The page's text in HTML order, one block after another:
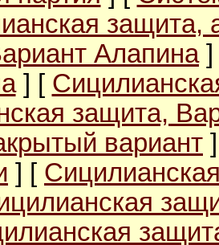
защита,
Алапина]
] [
защита,
вариант
] [